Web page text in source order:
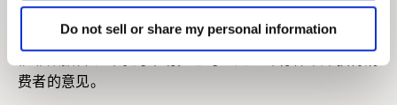
Do not sell or share my personal information
客户专有样本库
费者的意见。